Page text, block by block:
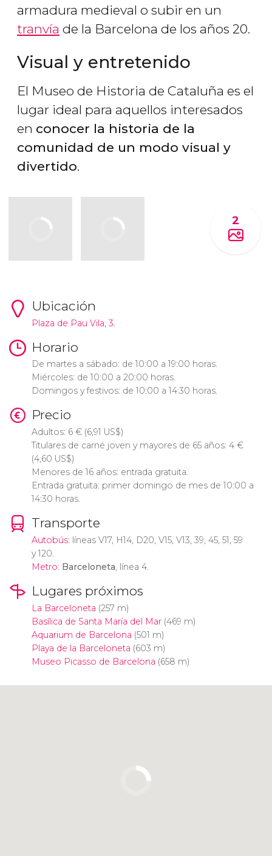
armadura medieval o subir en un
tranvía de la Barcelona de los años 20.
Visual y entretenido
El Museo de Historia de Cataluña es el
lugar ideal para aquellos interesados
en conocer la historia de la
comunidad de un modo visual y
divertido.
2
Ubicación
Plaza de Pau Vila, 3.
Horario
De martes a sábado: de 10:00 a 19:00 horas.
Miércoles: de 10:00 a 20:00 horas.
Domingos y festivos: de 10:00 a 14:30 horas.
Precio
Adultos: 6 €(6,91 US$)
Titulares de carné joven y mayores de 65 años: 4 €
(4,60 US$)
Menores de 16 años: entrada gratuita.
Entrada gratuita: primer domingo de mes de 10:00 a
14:30 horas.
Transporte
Autobús: líneas V17, H14, D20, V15, V13, 39, 45, 51, 59
y 120.
Metro: Barceloneta, línea 4.
Lugares próximos
La Barceloneta (257 m)
Basílica de Santa María del Mar(469 m)
Aquarium de Barcelona (501 m)
Playa de la Barceloneta (603 m)
Museo Picasso de Barcelona (658 m)